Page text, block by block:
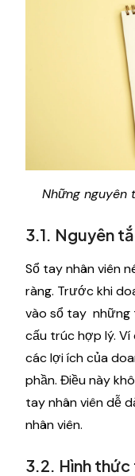
Những nguyên
3.1. Nguyên
Sổ tay nhân viên
ràng. Trước khi
vào sổ tay những
cấu trúc hợp lý.
các lợi ích của
phần. Điều này
tay nhân viên dễ
nhân viên.
3.2. Hình thức